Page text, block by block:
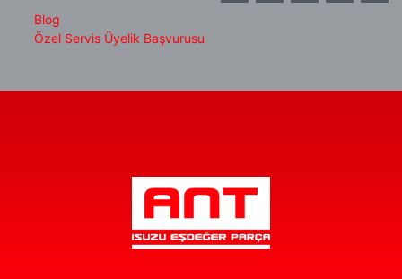
Blog
Özel Servis Üyelik Başvurusu